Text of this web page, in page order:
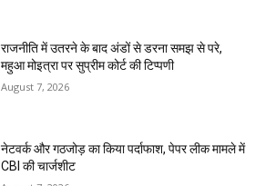
राजनीति में उतरने के बाद अंडों से डरना समझ से परे,
महुआ मोइत्रा पर सुप्रीम कोर्ट की टिप्पणी
August 7, 2026
नेटवर्क और गठजोड़ का किया पर्दाफाश, पेपर लीक मामले में
CBI की चार्जशीट